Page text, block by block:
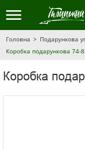
Головна Подарункова
Коробка подарункова 74-
Коробка